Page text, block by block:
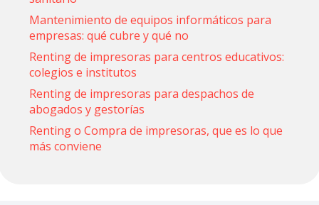
Mantenimiento de equipos informáticos para
empresas: qué cubre y qué no
Renting de impresoras para centros educativos:
colegios e institutos
Renting de impresoras para despachos de
abogados y gestorías
Renting o Compra de impresoras, que es lo que
más conviene